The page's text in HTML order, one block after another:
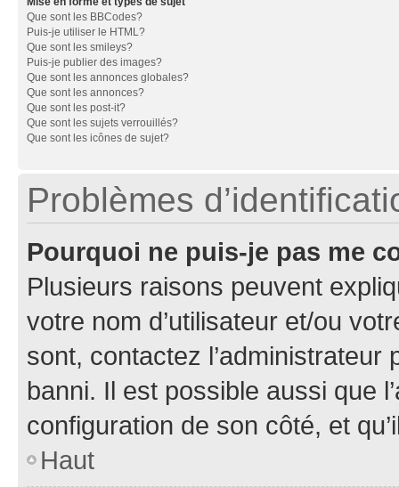
Que sont les BBCodes?
Puis-je utiliser le HTML?
Que sont les smileys?
Puis-je publier des images?
Que sont les annonces globales?
Que sont les annonces?
Que sont les post-it?
Que sont les sujets verrouillés?
Que sont les icônes de sujet?
Problèmes
Pourquoi ne puis-je pas me
Plusieurs raisons peuvent
votre nom d’utilisateur et/ou
sont, contactez l’administrateur
banni. Il est possible aussi que
configuration de son côté, et
Haut